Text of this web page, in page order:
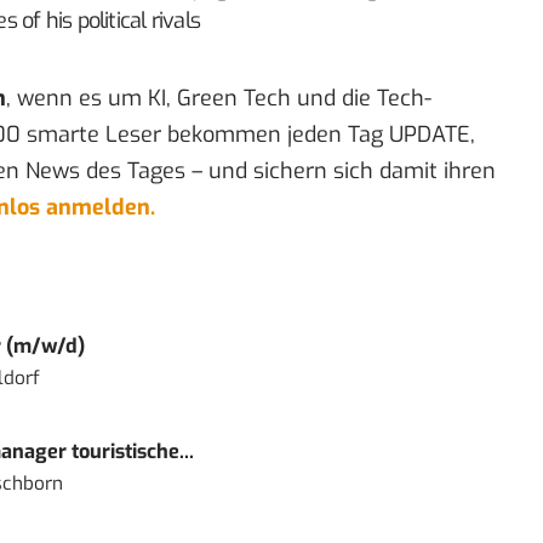
of his political rivals
, wenn es um KI, Green Tech und die Tech-
smarte Leser bekommen jeden Tag UPDATE,
News des Tages – und sichern sich damit ihren
anmelden.
(m/w/d)
touristische...